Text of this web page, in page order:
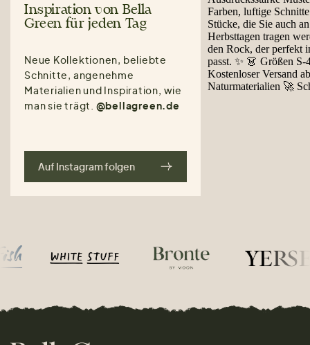
Inspiration von Bella
Green für jeden Tag
Neue Kollektionen, beliebte
Schnitte, angenehme
Materialien und Inspiration, wie
man sie trägt. @bellagreen.de
Auf Instagram folgen